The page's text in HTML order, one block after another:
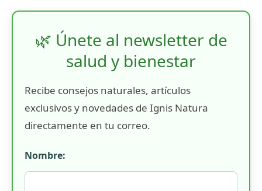
🌿 Únete al newsletter de
salud y bienestar
Recibe consejos naturales, artículos
exclusivos y novedades de Ignis Natura
directamente en tu correo.
Nombre: